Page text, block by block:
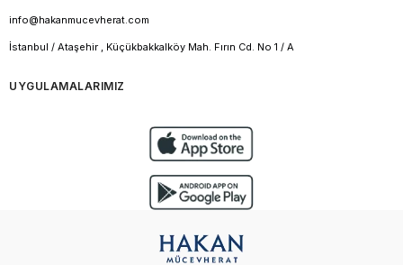
info@hakanmucevherat.com
İstanbul / Ataşehir , Küçükbakkalköy Mah. Fırın Cd. No 1 / A
UYGULAMALARIMIZ